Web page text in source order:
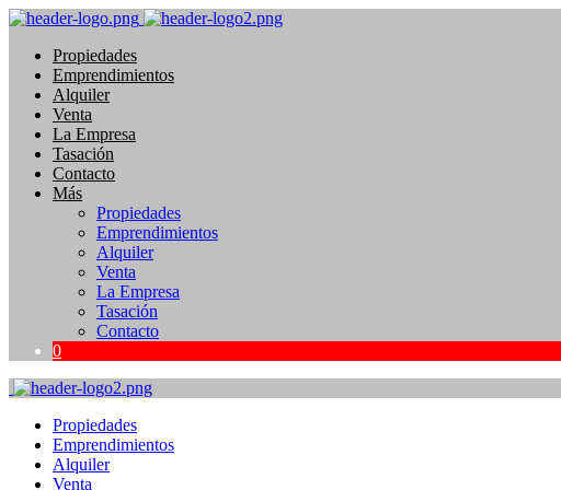
Propiedades
Emprendimientos
Alquiler
Venta
La Empresa
Tasación
Contacto
Más
Propiedades
Emprendimientos
Alquiler
Venta
La Empresa
Tasación
Contacto
0
Propiedades
Emprendimientos
Alquiler
Venta